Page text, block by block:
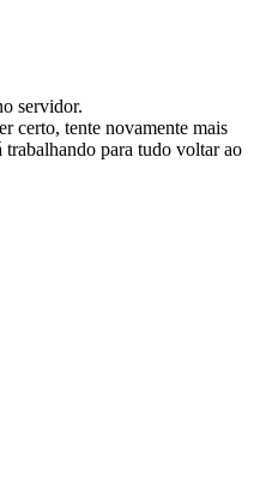
servidor.
certo, tente novamente mais
trabalhando para tudo voltar ao